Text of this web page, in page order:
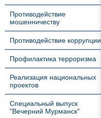
Противодействие
мошенничеству
Противодействие коррупции
Профилактика терроризма
Реализация национальных
проектов
Специальный выпуск
"Вечерний Мурманск"